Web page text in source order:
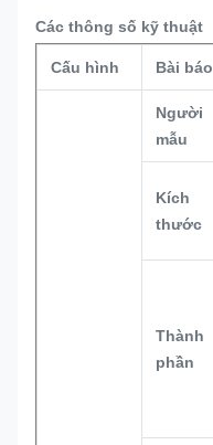
Các thông số kỹ thuật
Cấu hình Bài báo
Người
mẫu
Kích
thước
Thành
phần